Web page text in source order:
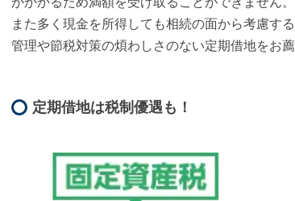
また多く現金を所得しても相続の面から考慮す
管理や節税対策の煩わしさのない定期借地をお薦
定期借地は税制優遇も！